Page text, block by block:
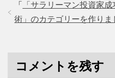
「
「サラリーマン投資家
術」のカテゴリーを作りま
コメントを残す